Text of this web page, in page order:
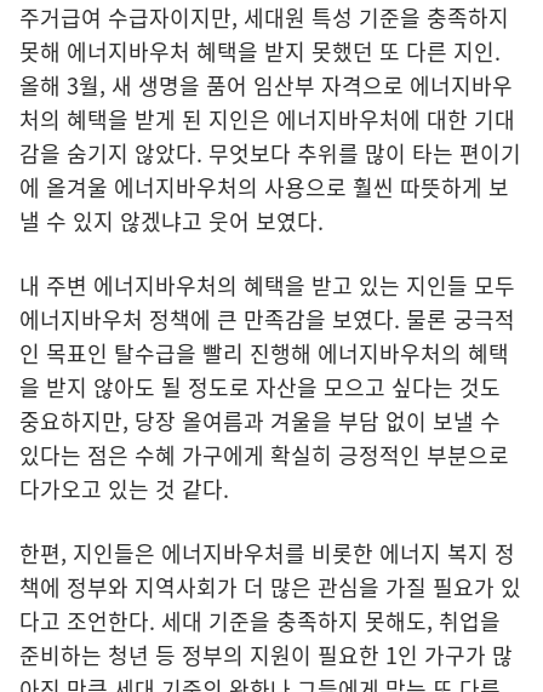
주거급여 수급자이지만, 세대원 특성 기준을 충족하지
못해 에너지바우처 혜택을 받지 못했던 또 다른 지인.
올해 3월, 새 생명을 품어 임산부 자격으로 에너지바우
처의 혜택을 받게 된 지인은 에너지바우처에 대한 기대
감을 숨기지 않았다. 무엇보다 추위를 많이 타는 편이기
에 올겨울 에너지바우처의 사용으로 훨씬 따뜻하게 보
낼 수 있지 않겠냐고 웃어 보였다.
내 주변 에너지바우처의 혜택을 받고 있는 지인들 모두
에너지바우처 정책에 큰 만족감을 보였다. 물론 궁극적
인 목표인 탈수급을 빨리 진행해 에너지바우처의 혜택
을 받지 않아도 될 정도로 자산을 모으고 싶다는 것도
중요하지만, 당장 올여름과 겨울을 부담 없이 보낼 수
있다는 점은 수혜 가구에게 확실히 긍정적인 부분으로
다가오고 있는 것 같다.
한편, 지인들은 에너지바우처를 비롯한 에너지 복지 정
책에 정부와 지역사회가 더 많은 관심을 가질 필요가 있
다고 조언한다. 세대 기준을 충족하지 못해도, 취업을
준비하는 청년 등 정부의 지원이 필요한 1인 가구가 많